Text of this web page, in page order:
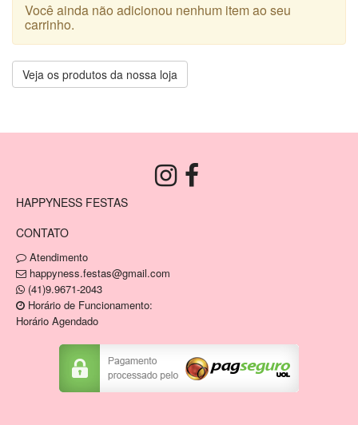
Você ainda não adicionou nenhum item ao seu
carrinho.
Veja os produtos da nossa loja
HAPPYNESS FESTAS
CONTATO
Atendimento
happyness.festas@gmail.com
(41)9.9671-2043
Horário de Funcionamento:
Horário Agendado